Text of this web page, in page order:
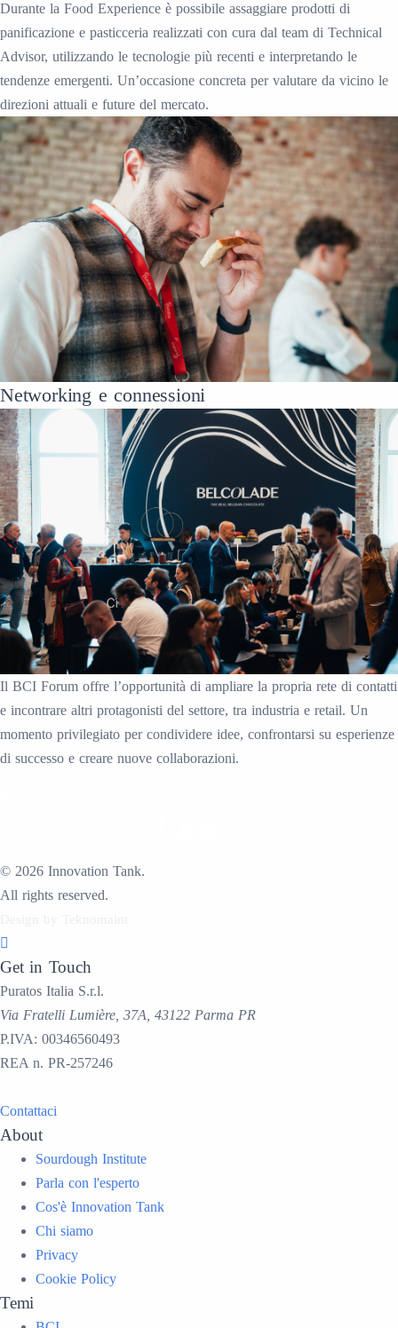
Durante la Food Experience è possibile assaggiare prodotti di
panificazione e pasticceria realizzati con cura dal team di Technical
Advisor, utilizzando le tecnologie più recenti e interpretando le
tendenze emergenti. Un’occasione concreta per valutare da vicino le
direzioni attuali e future del mercato.
Networking e connessioni
Il BCI Forum offre l’opportunità di ampliare la propria rete di contatti
e incontrare altri protagonisti del settore, tra industria e retail. Un
momento privilegiato per condividere idee, confrontarsi su esperienze
di successo e creare nuove collaborazioni.
© 2026 Innovation Tank.
All rights reserved.
Get in Touch
Puratos Italia S.r.l.
Via Fratelli Lumière, 37A, 43122 Parma PR
P.IVA: 00346560493
REA n. PR-257246
Contattaci
About
Sourdough Institute
Parla con l'esperto
Cos'è Innovation Tank
Chi siamo
Privacy
Cookie Policy
Temi